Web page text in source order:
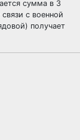
сумма в 3
с военной
получает